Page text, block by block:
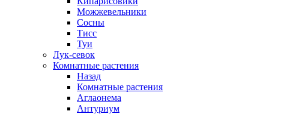
Можжевельники
Сосны
Тисс
Туи
Лук-севок
Комнатные растения
Назад
Комнатные растения
Аглаонема
Антуриум